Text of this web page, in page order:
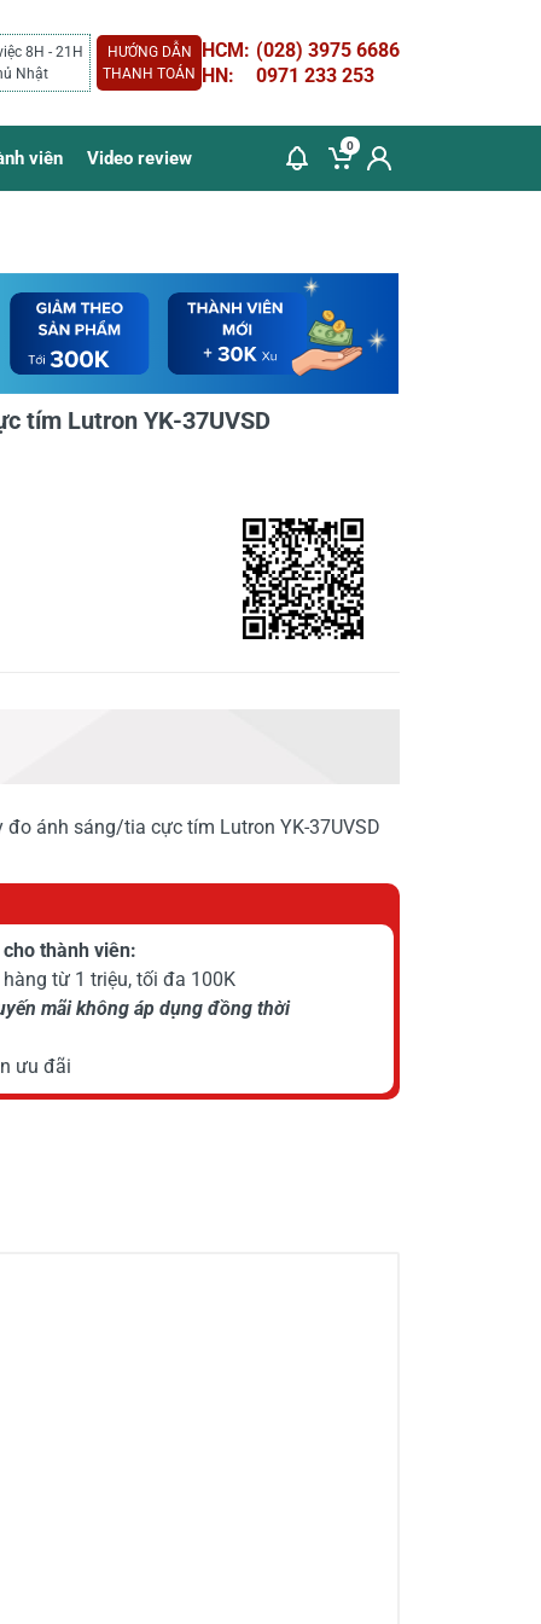
8H - 21H
Nhật
HƯỚNG DẪN
THANH TOÁN
HCM: (028) 3975 6686
HN:
0971 233 253
viên Video review
0
tím Lutron YK-37UVSD
ánh sáng/tia cực tím Lutron YK-37UVSD
thành viên:
từ 1 triệu, tối đa 100K
mãi không áp dụng đồng thời
ưu đãi